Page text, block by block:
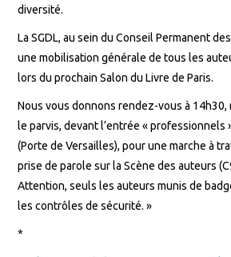
diversité.
La SGDL, au sein du Conseil Permanent
une mobilisation générale de tous les
lors du prochain Salon du Livre de Paris.
Nous vous donnons rendez-vous à 14h30,
le parvis, devant l’entrée « professionnels
(Porte de Versailles), pour une marche à
prise de parole sur la Scène des auteurs
Attention, seuls les auteurs munis de
les contrôles de sécurité. »
*